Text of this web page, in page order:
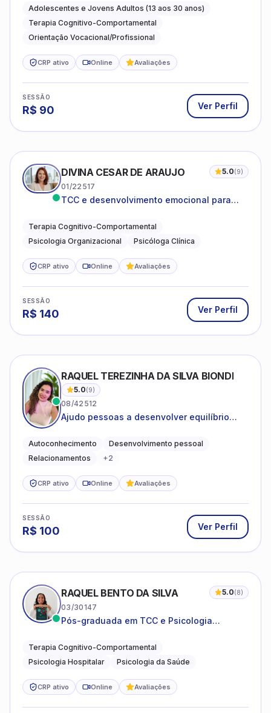
autoestima, relações e orientação
profissional
Adolescentes e Jovens Adultos (13 aos 30 anos)
Terapia Cognitivo-Comportamental
Orientação Vocacional/Profissional
CRP ativo Online Avaliações
SESSÃO
R$ 90 Ver Perfil
DIVINA CESAR DE ARAUJO 5.0(9)
01/22517
TCC e desenvolvimento emocional para
Terapia Cognitivo-Comportamental
Psicologia Organizacional
Psicóloga Clínica
CRP ativo Online Avaliações
SESSÃO
R$ 140 Ver Perfil
RAQUEL TEREZINHA DA SILVA BIONDI
5.0(9)
08/42512
Ajudo pessoas a desenvolver equilíbrio
Autoconhecimento
Desenvolvimento pessoal
Relacionamentos
+2
CRP ativo Online Avaliações
SESSÃO
R$ 100 Ver Perfil
RAQUEL BENTO DA SILVA 5.0(8)
03/30147
Pós-graduada em TCC e Psicologia
Terapia Cognitivo-Comportamental
Psicologia Hospitalar
Psicologia da Saúde
CRP ativo Online Avaliações